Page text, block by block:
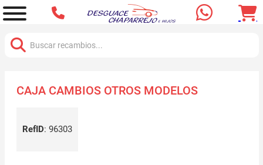
CAJA CAMBIOS OTROS MODELOS
RefID: 96303